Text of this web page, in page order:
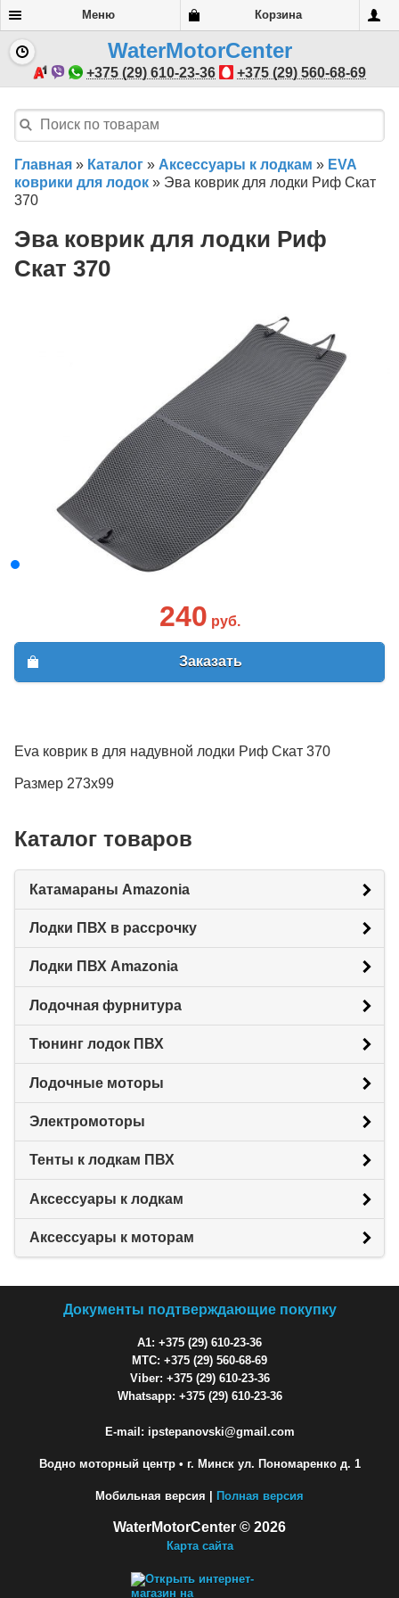
Меню Корзина
WaterMotorCenter
+375 (29) 610-23-36 +375 (29) 560-68-69
Главная » Каталог » Аксессуары к лодкам » EVA
коврики для лодок » Эва коврик для лодки Риф Скат
370
Эва коврик для лодки Риф
Скат 370
240 руб.
Заказать
Eva коврик в для надувной лодки Риф Скат 370
Размер 273х99
Каталог товаров
Катамараны Amazonia
Лодки ПВХ в рассрочку
Лодки ПВХ Amazonia
Лодочная фурнитура
Тюнинг лодок ПВХ
Лодочные моторы
Электромоторы
Тенты к лодкам ПВХ
Аксессуары к лодкам
Аксессуары к моторам
Документы подтверждающие покупку
A1: +375 (29) 610-23-36
МТС: +375 (29) 560-68-69
Viber: +375 (29) 610-23-36
Whatsapp: +375 (29) 610-23-36
E-mail: ipstepanovski@gmail.com
Водно моторный центр• г. Минск ул. Пономаренко д. 1
Мобильная версия | Полная версия
WaterMotorCenter © 2026
Карта сайта